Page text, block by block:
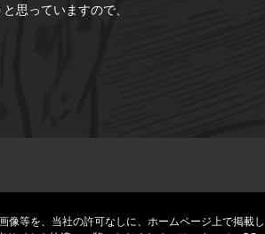
思っていますので、
等を、当社の許可なしに、ホームページ上で掲載